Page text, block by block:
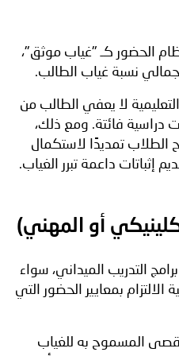
الحضور كـ "غياب موثق"،
نسبة غياب الطالب.
لا يعفي الطالب من
دراسية فائتة. ومع ذلك،
الطلاب تمديدًا لاستكمال
إثباتات داعمة تبرر الغياب.
أو المهني)
التدريب الميداني، سواء
الالتزام بمعايير الحضور التي
المسموح به للغياب